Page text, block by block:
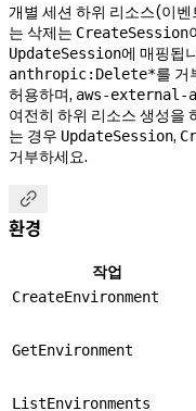
개별 세션 하위 리소스(이
는 삭제는 CreateSession
UpdateSession에 매핑됩
anthropic:Delete*를 거
허용하며, aws-external-
여전히 하위 리소스 생성을
는 경우 UpdateSession,
거부하세요.

환경
작업
CreateEnvironment
GetEnvironment
ListEnvironments